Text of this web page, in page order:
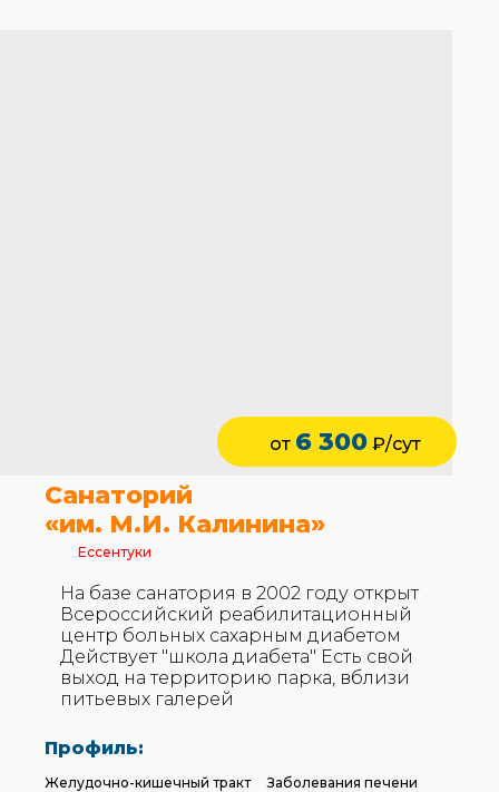
Санаторий
«им. М.И. Калинина»
Ессентуки
На базе санатория в 2002 году открыт
Всероссийский реабилитационный
центр больных сахарным диабетом
Действует "школа диабета" Есть свой
выход на территорию парка, вблизи
питьевых галерей
Профиль:
Желудочно-кишечный тракт
Заболевания печени
от 6 300 ₽/сут